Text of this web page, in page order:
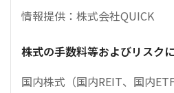
情報提供：株式会社QUICK
株式の手数料等およびリスク
国内株式（国内REIT、国内